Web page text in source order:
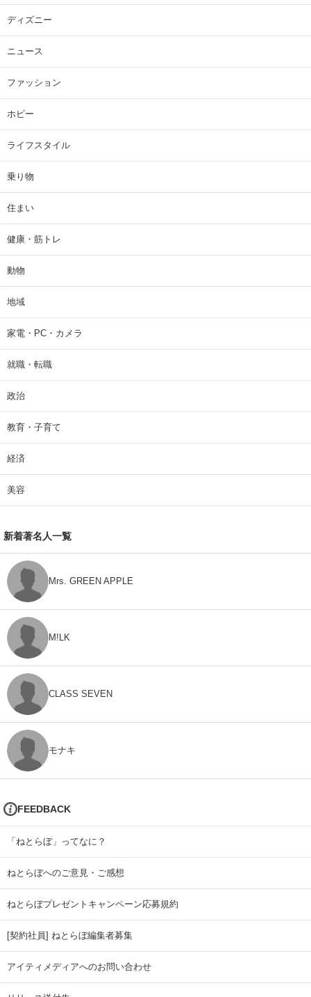
ディズニー
ニュース
ファッション
ホビー
ライフスタイル
乗り物
住まい
健康・筋トレ
動物
地域
家電・PC・カメラ
就職・転職
政治
教育・子育て
経済
美容
新着著名人一覧
Mrs. GREEN APPLE
M!LK
CLASS SEVEN
モナキ
FEEDBACK
「ねとらぼ」ってなに？
ねとらぼへのご意見・ご感想
ねとらぼプレゼントキャンペーン応募規約
[契約社員] ねとらぼ編集者募集
アイティメディアへのお問い合わせ